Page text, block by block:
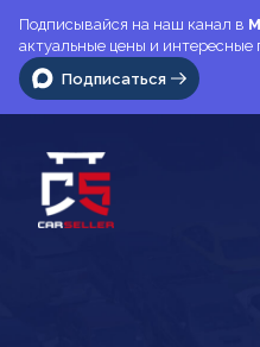
Подписывайся на наш канал в
актуальные цены и интересные
Подписаться